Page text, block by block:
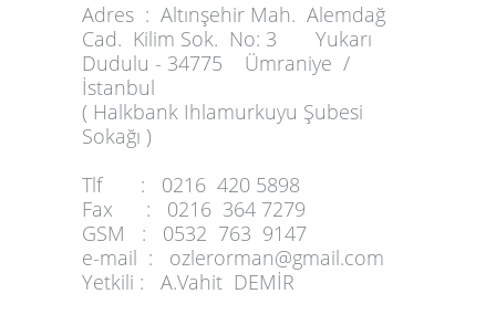
Adres : Altınşehir Mah. Alemdağ
Cad. Kilim Sok. No: 3 Yukarı
Dudulu - 34775 Ümraniye /
İstanbul
( Halkbank Ihlamurkuyu Şubesi
Sokağı )
Tlf :
0216 420 5898
Fax :
0216 364 7279
GSM :
0532 763 9147
e-mail :
ozlerorman@gmail.com
Yetkili :
A.Vahit DEMİR